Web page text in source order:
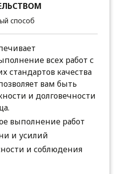
способ
всех работ с
стандартов качества
вам быть
и долговечности
выполнение работ
и усилий
и соблюдения